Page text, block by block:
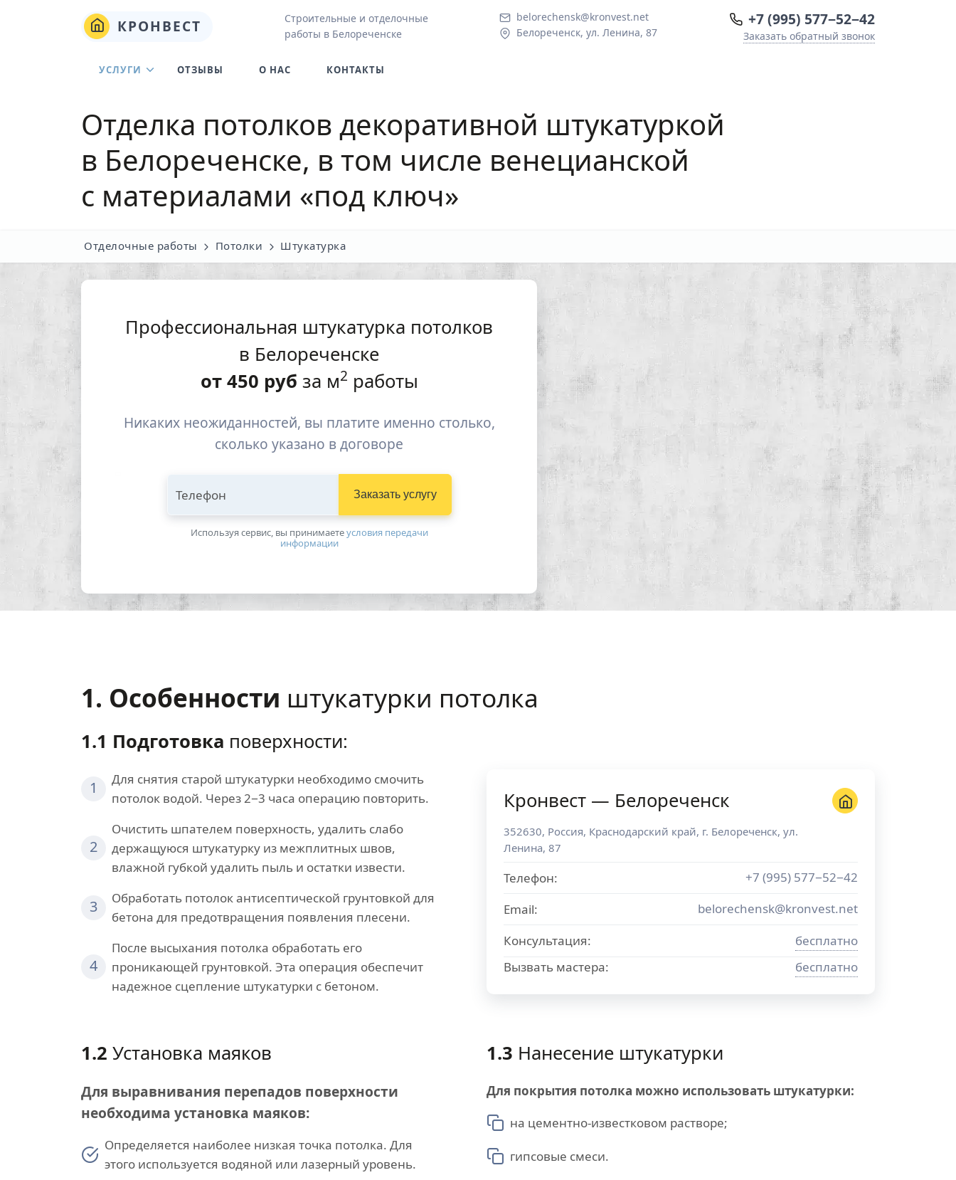
КРОНВЕСТ
Строительные и отделочные
работы в Белореченске
belorechensk@kronvest.net
Белореченск, ул. Ленина, 87
+7 (995) 577−52−42
Заказать обратный звонок
УСЛУГИ ОТЗЫВЫ О НАС КОНТАКТЫ
Отделка потолков декоративной штукатуркой
в Белореченске, в том числе венецианской
с материалами «под ключ»
Отделочные работы Потолки Штукатурка
Профессиональная штукатурка потолков
в Белореченске
от 450 руб за м2 работы
Никаких неожиданностей, вы платите именно столько,
сколько указано в договоре
Телефон Заказать услугу
Используя сервис, вы принимаетeусловия передачи
информации
1. Особенности штукатурки потолка
1.1 Подготовка поверхности:
1
Для снятия старой штукатурки необходимо смочить
потолок водой. Через 2−3 часа операцию повторить.
2
Очистить шпателем поверхность, удалить слабо
держащуюся штукатурку из межплитных швов,
влажной губкой удалить пыль и остатки извести.
3
Обработать потолок антисептической грунтовкой для
бетона для предотвращения появления плесени.
4
После высыхания потолка обработать его
проникающей грунтовкой. Эта операция обеспечит
надежное сцепление штукатурки с бетоном.
Кронвест — Белореченск
352630, Россия, Краснодарский край, г. Белореченск, ул.
Ленина, 87
Телефон:
+7 (995) 577−52−42
Email:
belorechensk@kronvest.net
Консультация:
бесплатно
Вызвать мастера:
бесплатно
1.2 Установка маяков
Для выравнивания перепадов поверхности
необходима установка маяков:
Определяется наиболее низкая точка потолка. Для
этого используется водяной или лазерный уровень.
1.3 Нанесение штукатурки
Для покрытия потолка можно использовать штукатурки:
на цементно-известковом растворе;
гипсовые смеси.